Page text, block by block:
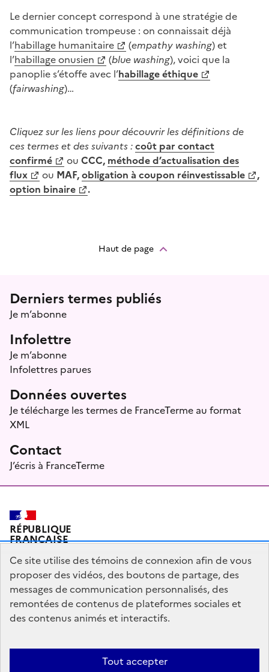
Le dernier concept correspond à une stratégie de
communication trompeuse : on connaissait déjà
l’habillage humanitaire (empathy washing) et
l’habillage onusien (blue washing), voici que la
panoplie s’étoffe avec l’habillage éthique
(fairwashing)…
Cliquez sur les liens pour découvrir les définitions de
ces termes et des suivants :coût par contact
confirmé
ou CCC, méthode d’actualisation des
flux
ou MAF,obligation à coupon réinvestissable
,
option binaire
.
Haut de page
Menu prefooter
Derniers termes publiés
Je m’abonne
Infolettre
Je m’abonne
Infolettres parues
Données ouvertes
Je télécharge les termes de FranceTerme au format
XML
Contact
J’écris à FranceTerme
RÉPUBLIQUE
FRANÇAISE
Plan du site Mentions légales Qui sommes-nous ?
Partagez votre expérience pour améliorer les services
Accessibilité : partiellement conforme
Ce site utilise des témoins de connexion afin de vous
proposer des vidéos, des boutons de partage, des
messages de communication personnalisés, des
remontées de contenus de plateformes sociales et
des contenus animés et interactifs.
Tout accepter